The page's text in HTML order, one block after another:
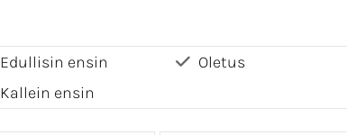
Edullisin ensin
Kallein ensin
Oletus